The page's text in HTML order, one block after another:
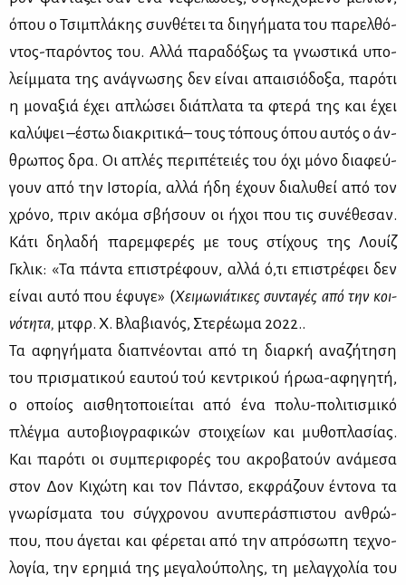
όπου ο Τσι­μπλά­κης συν­θέ­τει τα δι­η­γή­μα­τα του πα­ρελ­θό­
ντος-πα­ρό­ντος του. Αλ­λά πα­ρα­δό­ξως τα γνω­στι­κά υπο­
λείμ­μα­τα της ανά­γνω­σης δεν εί­ναι απαι­σιό­δο­ξα, πα­ρό­τι
η μο­να­ξιά έχει απλώ­σει διά­πλα­τα τα φτε­ρά της και έχει
κα­λύ­ψει –έστω δια­κρι­τι­κά– τους τό­πους όπου αυ­τός ο άν­
θρω­πος δρα. Οι απλές πε­ρι­πέ­τειές του όχι μό­νο δια­φεύ­
γουν από την Ιστο­ρία, αλ­λά ήδη έχουν δια­λυ­θεί από τον
χρό­νο, πριν ακό­μα σβή­σουν οι ήχοι που τις συ­νέ­θε­σαν.
Κά­τι δη­λα­δή πα­ρεμ­φε­ρές με τους στί­χους της Λουίζ
Γκλικ: «Τα πά­ντα επι­στρέ­φουν, αλ­λά ό,τι επι­στρέ­φει δεν
εί­ναι αυ­τό που έφυ­γε» (Χει­μω­νιά­τι­κες συ­ντα­γές από την κοι­
νό­τη­τα, μτ­φρ. Χ. Βλα­βια­νός, Στε­ρέ­ω­μα 2022..
Τα αφη­γή­μα­τα δια­πνέ­ο­νται από τη διαρ­κή ανα­ζή­τη­ση
του πρι­σμα­τι­κού εαυ­τού τού κε­ντρι­κού ήρωα-αφη­γη­τή,
ο οποί­ος αι­σθη­το­ποιεί­ται από ένα πο­λυ-πο­λι­τι­σμι­κό
πλέγ­μα αυ­το­βιο­γρα­φι­κών στοι­χεί­ων και μυ­θο­πλα­σί­ας.
Και πα­ρό­τι οι συ­μπε­ρι­φο­ρές του ακρο­βα­τούν ανά­με­σα
στον Δον Κι­χώ­τη και τον Πάν­τσο, εκ­φρά­ζουν έντο­να τα
γνω­ρί­σμα­τα του σύγ­χρο­νου ανυ­πε­ρά­σπι­στου αν­θρώ­
που, που άγε­ται και φέ­ρε­ται από την απρό­σω­πη τε­χνο­
λο­γία, την ερη­μιά της με­γα­λού­πο­λης, τη με­λαγ­χο­λία του